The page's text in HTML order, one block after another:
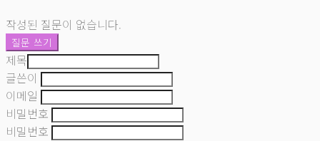
작성된 질문이 없습니다.
질문 쓰기
제목
글쓴이
이메일
비밀번호
비밀번호